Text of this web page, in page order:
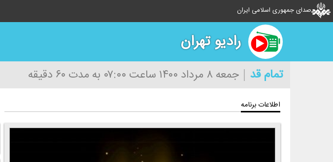
صدای جمهوری اسلامی ایران
رادیو تهران
تمام قد جمعه ۸ مرداد ۱۴۰۰ ساعت ۰۷:۰۰ به مدت ۶۰ دقیقه
اطلاعات برنامه